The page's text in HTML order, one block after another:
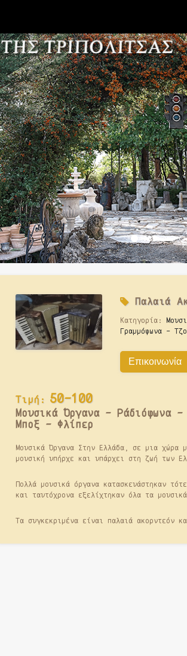
Παλαιά
Κατηγορία:
Γραμμόφωνα -
Επικοινωνία
Τιμή: 50-100
Μουσικά Όργανα - Ράδιόφωνα
Μποξ - Φλίπερ
Μουσικά Όργανα Στην Ελλάδα, σε μια χώρα
μουσική υπήρχε και υπάρχει στη ζωή των
Πολλά μουσικά όργανα κατασκευάστηκαν
και ταυτόχρονα εξελίχτηκαν όλα τα
Τα συγκεκριμένα είναι παλαιά ακορντεόν